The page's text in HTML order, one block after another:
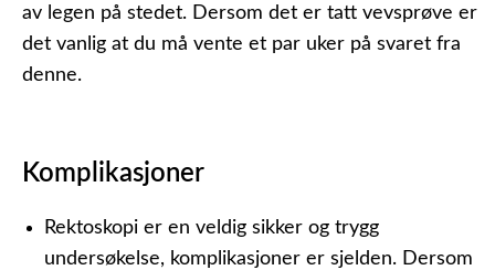
av legen på stedet. Dersom det er tatt vevsprøve er
det vanlig at du må vente et par uker på svaret fra
denne.
Komplikasjoner
Rektoskopi er en veldig sikker og trygg
undersøkelse, komplikasjoner er sjelden. Dersom